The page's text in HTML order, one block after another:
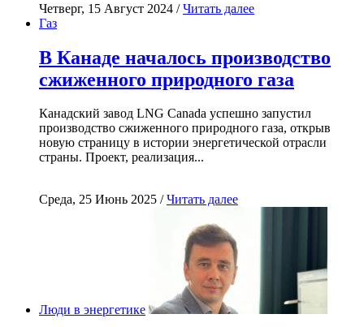
Четверг, 15 Август 2024 /Читать далее
Газ
В Канаде началось производство
сжиженного природного газа
Канадский завод LNG Canada успешно запустил
производство сжиженного природного газа, открыв
новую страницу в истории энергетической отрасли
страны. Проект, реализация...
Среда, 25 Июнь 2025 /Читать далее
Люди в энергетике